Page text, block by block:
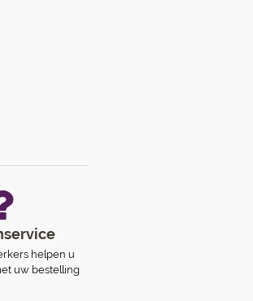
helpen u
uw bestelling